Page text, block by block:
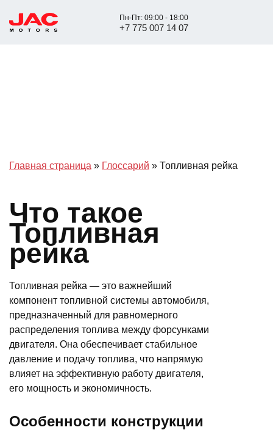
Пн-Пт: 09:00 - 18:00
+7 775 007 14 07
Главная страница » Глоссарий » Топливная рейка
Что такое
Топливная
рейка
Топливная рейка — это важнейший
компонент топливной системы автомобиля,
предназначенный для равномерного
распределения топлива между форсунками
двигателя. Она обеспечивает стабильное
давление и подачу топлива, что напрямую
влияет на эффективную работу двигателя,
его мощность и экономичность.
Особенности конструкции